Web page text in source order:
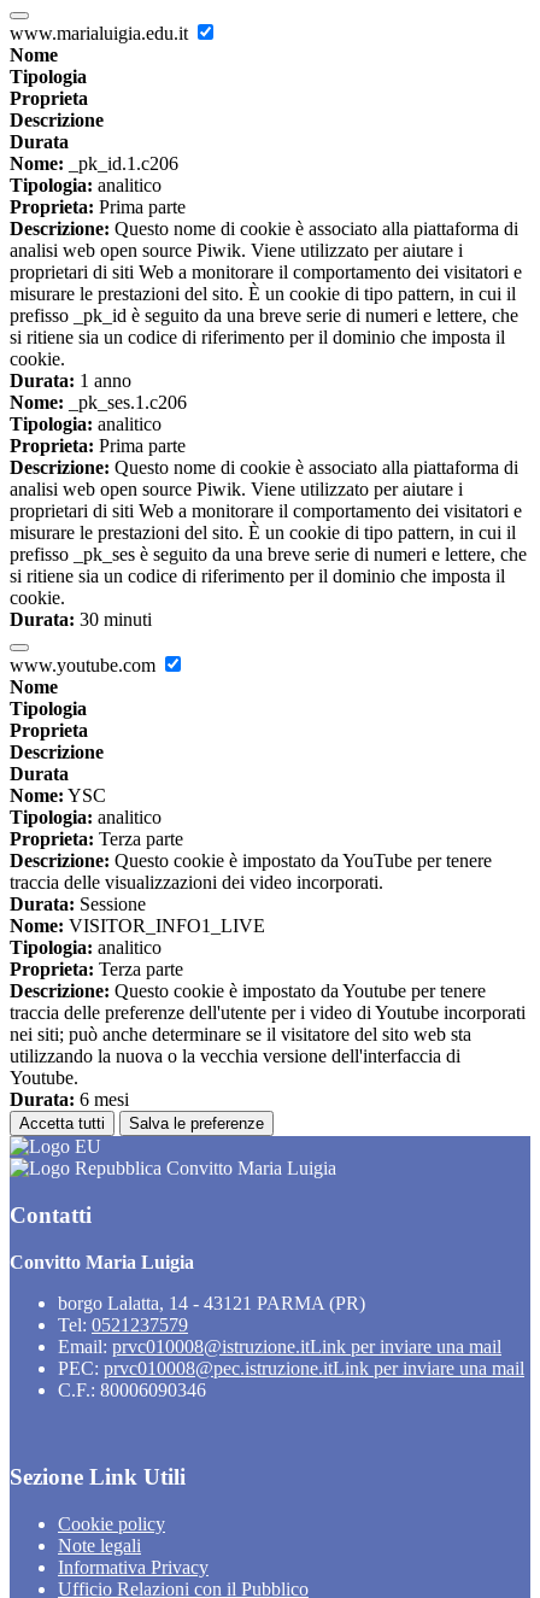
www.marialuigia.edu.it
Nome
Tipologia
Proprieta
Descrizione
Durata
Nome: _pk_id.1.c206
Tipologia: analitico
Proprieta: Prima parte
Descrizione: Questo nome di cookie è associato alla piattaforma di
analisi web open source Piwik. Viene utilizzato per aiutare i
proprietari di siti Web a monitorare il comportamento dei visitatori e
misurare le prestazioni del sito. È un cookie di tipo pattern, in cui il
prefisso _pk_id è seguito da una breve serie di numeri e lettere, che
si ritiene sia un codice di riferimento per il dominio che imposta il
cookie.
Durata: 1 anno
Nome: _pk_ses.1.c206
Tipologia: analitico
Proprieta: Prima parte
Descrizione: Questo nome di cookie è associato alla piattaforma di
analisi web open source Piwik. Viene utilizzato per aiutare i
proprietari di siti Web a monitorare il comportamento dei visitatori e
misurare le prestazioni del sito. È un cookie di tipo pattern, in cui il
prefisso _pk_ses è seguito da una breve serie di numeri e lettere, che
si ritiene sia un codice di riferimento per il dominio che imposta il
cookie.
Durata: 30 minuti
www.youtube.com
Nome
Tipologia
Proprieta
Descrizione
Durata
Nome: YSC
Tipologia: analitico
Proprieta: Terza parte
Descrizione: Questo cookie è impostato da YouTube per tenere
traccia delle visualizzazioni dei video incorporati.
Durata: Sessione
Nome: VISITOR_INFO1_LIVE
Tipologia: analitico
Proprieta: Terza parte
Descrizione: Questo cookie è impostato da Youtube per tenere
traccia delle preferenze dell'utente per i video di Youtube incorporati
nei siti; può anche determinare se il visitatore del sito web sta
utilizzando la nuova o la vecchia versione dell'interfaccia di
Youtube.
Durata: 6 mesi
Accetta tutti Salva le preferenze
Convitto Maria Luigia
Contatti
Convitto Maria Luigia
borgo Lalatta, 14 - 43121 PARMA (PR)
Tel: 0521237579
Email: prvc010008@istruzione.itLink per inviare una mail
PEC: prvc010008@pec.istruzione.itLink per inviare una mail
C.F.: 80006090346
Sezione Link Utili
Cookie policy
Note legali
Informativa Privacy
Ufficio Relazioni con il Pubblico